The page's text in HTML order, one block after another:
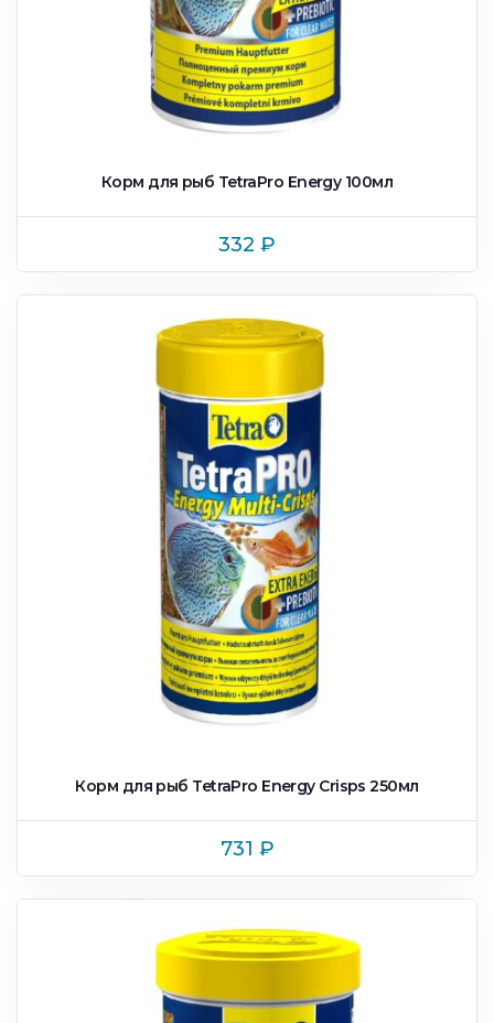
Корм для рыб TetraPro Energy 100мл
332 ₽
Корм для рыб TetraPro Energy Crisps 250мл
731 ₽